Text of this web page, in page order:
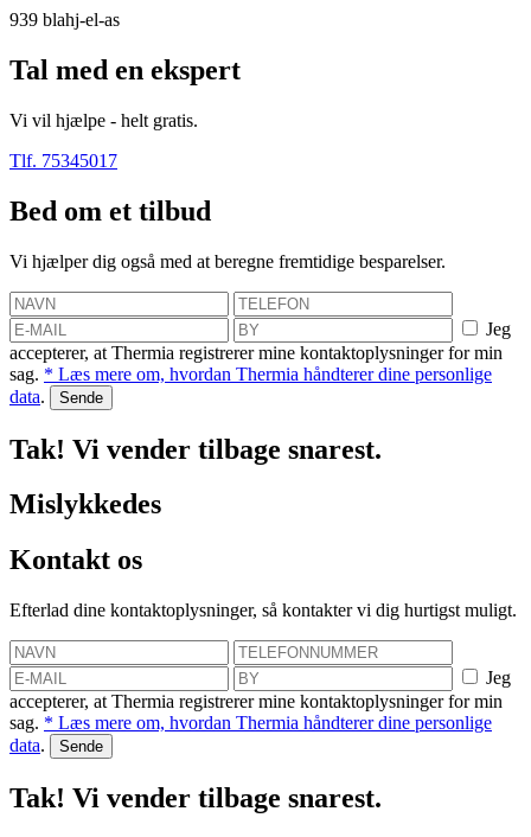
939 blahj-el-as
Tal med en ekspert
Vi vil hjælpe - helt gratis.
Tlf. 75345017
Bed om et tilbud
Vi hjælper dig også med at beregne fremtidige besparelser.
Jeg
accepterer, at Thermia registrerer mine kontaktoplysninger for min
sag. * Læs mere om, hvordan Thermia håndterer dine personlige
data.
Tak! Vi vender tilbage snarest.
Mislykkedes
Kontakt os
Efterlad dine kontaktoplysninger, så kontakter vi dig hurtigst muligt.
Jeg
accepterer, at Thermia registrerer mine kontaktoplysninger for min
sag. * Læs mere om, hvordan Thermia håndterer dine personlige
data.
Tak! Vi vender tilbage snarest.